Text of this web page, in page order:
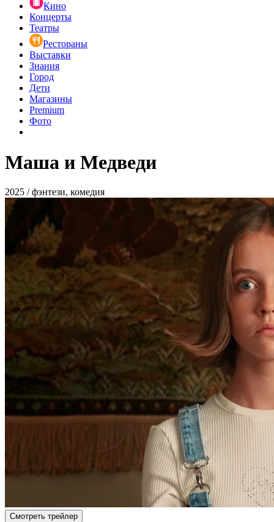
Кино
Концерты
Театры
Рестораны
Выставки
Знания
Город
Дети
Магазины
Premium
Фото
Маша и Медведи
2025 / фэнтези, комедия
Смотреть трейлер